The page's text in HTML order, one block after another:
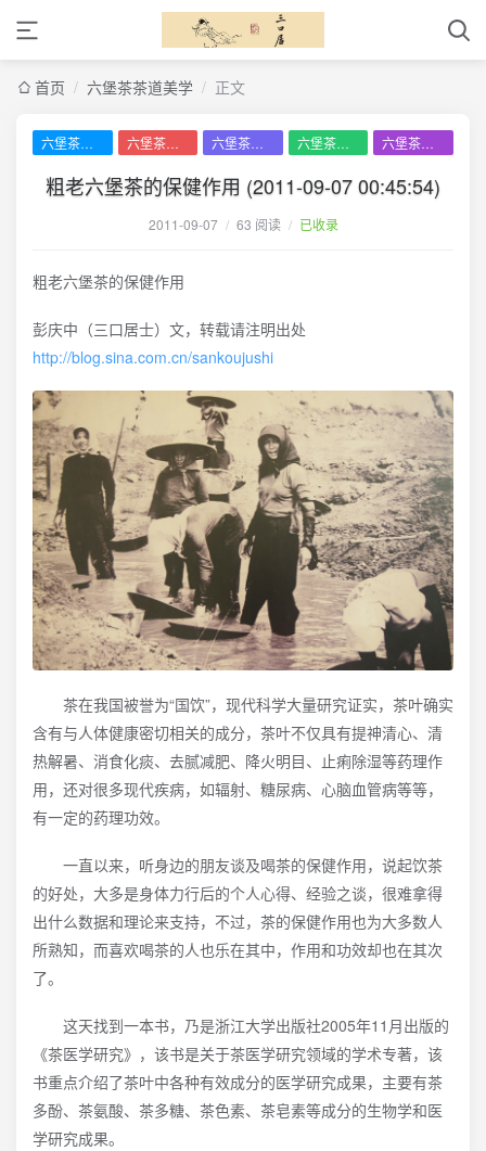
首页 / 六堡茶茶道美学 / 正文
六堡茶茶道美学 六堡茶历史文化 六堡茶茶品分析 六堡茶品鉴审评
粗老六堡茶的保健作用 (2011-09-07 00:45:54)
2011-09-07 / 63 阅读 / 已收录
粗老六堡茶的保健作用
彭庆中（三口居士）文，转载请注明出处
http://blog.sina.com.cn/sankoujushi
茶在我国被誉为“国饮”，现代科学大量研究证实，茶叶确实
含有与人体健康密切相关的成分，茶叶不仅具有提神清心、清
热解暑、消食化痰、去腻减肥、降火明目、止痢除湿等药理作
用，还对很多现代疾病，如辐射、糖尿病、心脑血管病等等，
有一定的药理功效。
一直以来，听身边的朋友谈及喝茶的保健作用，说起饮茶
的好处，大多是身体力行后的个人心得、经验之谈，很难拿得
出什么数据和理论来支持，不过，茶的保健作用也为大多数人
所熟知，而喜欢喝茶的人也乐在其中，作用和功效却也在其次
了。
这天找到一本书，乃是浙江大学出版社2005年11月出版的
《茶医学研究》，该书是关于茶医学研究领域的学术专著，该
书重点介绍了茶叶中各种有效成分的医学研究成果，主要有茶
多酚、茶氨酸、茶多糖、茶色素、茶皂素等成分的生物学和医
学研究成果。